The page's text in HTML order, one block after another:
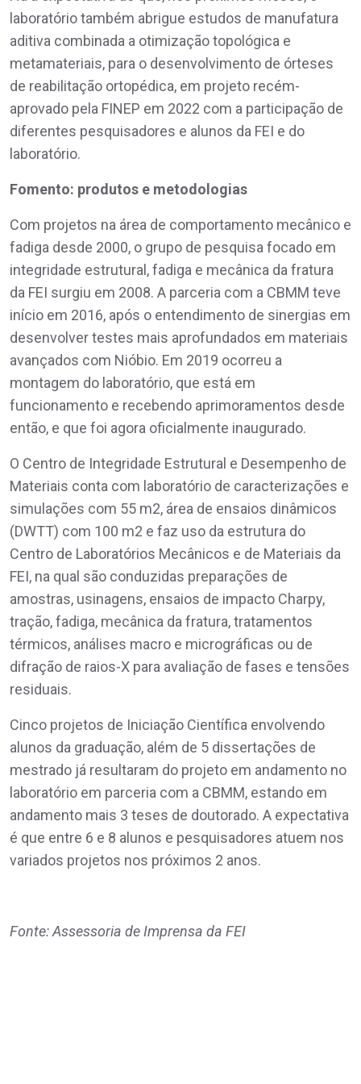
laboratório também abrigue estudos de manufatura
aditiva combinada a otimização topológica e
metamateriais, para o desenvolvimento de órteses
de reabilitação ortopédica, em projeto recém-
aprovado pela FINEP em 2022 com a participação de
diferentes pesquisadores e alunos da FEI e do
laboratório.
Fomento: produtos e metodologias
Com projetos na área de comportamento mecânico e
fadiga desde 2000, o grupo de pesquisa focado em
integridade estrutural, fadiga e mecânica da fratura
da FEI surgiu em 2008. A parceria com a CBMM teve
início em 2016, após o entendimento de sinergias em
desenvolver testes mais aprofundados em materiais
avançados com Nióbio. Em 2019 ocorreu a
montagem do laboratório, que está em
funcionamento e recebendo aprimoramentos desde
então, e que foi agora oficialmente inaugurado.
O Centro de Integridade Estrutural e Desempenho de
Materiais conta com laboratório de caracterizações e
simulações com 55 m2, área de ensaios dinâmicos
(DWTT) com 100 m2 e faz uso da estrutura do
Centro de Laboratórios Mecânicos e de Materiais da
FEI, na qual são conduzidas preparações de
amostras, usinagens, ensaios de impacto Charpy,
tração, fadiga, mecânica da fratura, tratamentos
térmicos, análises macro e micrográficas ou de
difração de raios-X para avaliação de fases e tensões
residuais.
Cinco projetos de Iniciação Científica envolvendo
alunos da graduação, além de 5 dissertações de
mestrado já resultaram do projeto em andamento no
laboratório em parceria com a CBMM, estando em
andamento mais 3 teses de doutorado. A expectativa
é que entre 6 e 8 alunos e pesquisadores atuem nos
variados projetos nos próximos 2 anos.
Fonte: Assessoria de Imprensa da FEI